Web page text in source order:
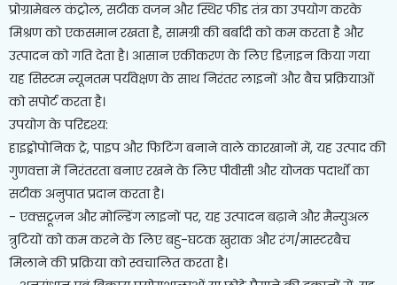
प्रोग्रामेबल कंट्रोल, सटीक वजन और स्थिर फीड तंत्र का उपयोग करके
मिश्रण को एकसमान रखता है, सामग्री की बर्बादी को कम करता है और
उत्पादन को गति देता है। आसान एकीकरण के लिए डिज़ाइन किया गया
यह सिस्टम न्यूनतम पर्यवेक्षण के साथ निरंतर लाइनों और बैच प्रक्रियाओं
को सपोर्ट करता है।
उपयोग के परिदृश्य:
हाइड्रोपोनिक ट्रे, पाइप और फिटिंग बनाने वाले कारखानों में, यह उत्पाद की
गुणवत्ता में निरंतरता बनाए रखने के लिए पीवीसी और योजक पदार्थों का
सटीक अनुपात प्रदान करता है।
- एक्सट्रूज़न और मोल्डिंग लाइनों पर, यह उत्पादन बढ़ाने और मैन्युअल
त्रुटियों को कम करने के लिए बहु-घटक खुराक और रंग/मास्टरबैच
मिलाने की प्रक्रिया को स्वचालित करता है।